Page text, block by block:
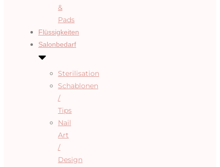
&
Pads
Flüssigkeiten
Salonbedarf
Sterilisation
Schablonen
/
Tips
Nail
Art
/
Design